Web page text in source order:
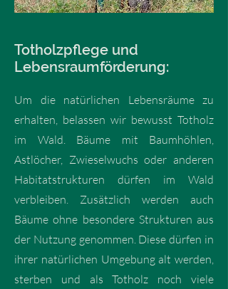
Totholzpflege und
Lebensraumförderung:
Um die natürlichen Lebensräume zu
erhalten, belassen wir bewusst Totholz
im Wald. Bäume mit Baumhöhlen,
Astlöcher, Zwieselwuchs oder anderen
Habitatstrukturen dürfen im Wald
verbleiben. Zusätzlich werden auch
Bäume ohne besondere Strukturen aus
der Nutzung genommen. Diese dürfen in
ihrer natürlichen Umgebung alt werden,
sterben und als Totholz noch viele